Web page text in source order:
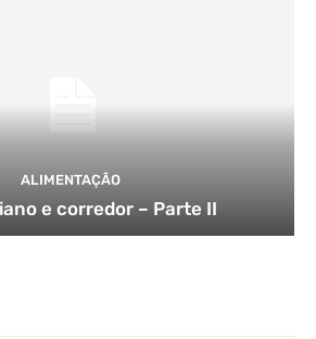
ALIMENTAÇÃO
e corredor – Parte II